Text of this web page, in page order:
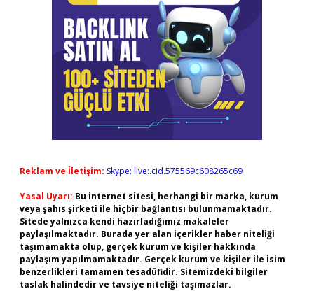
Reklam ve İletişim: Skype: live:.cid.575569c608265c69
Yasal Uyarı: Bu internet sitesi, herhangi bir marka, kurum
veya şahıs şirketi ile hiçbir bağlantısı bulunmamaktadır.
Sitede yalnızca kendi hazırladığımız makaleler
paylaşılmaktadır. Burada yer alan içerikler haber niteliği
taşımamakta olup, gerçek kurum ve kişiler hakkında
paylaşım yapılmamaktadır. Gerçek kurum ve kişiler ile isim
benzerlikleri tamamen tesadüfidir. Sitemizdeki bilgiler
taslak halindedir ve tavsiye niteliği taşımazlar.